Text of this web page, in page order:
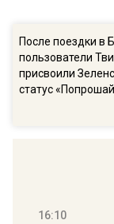
После поездки в
пользователи
присвоили
статус
16:10